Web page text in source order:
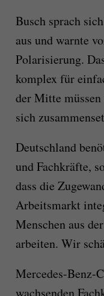
Busch sprach
aus und warnte
Polarisierung.
komplex für
der Mitte
sich
Deutschland
und Fachkräfte,
dass die
Arbeitsmarkt
Menschen aus
arbeiten. Wir
Mercedes-Benz-
wachsenden